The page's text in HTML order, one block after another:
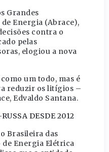
Grandes
Energia (Abrace),
contra o
pelas
elogiou a nova
um todo, mas é
reduzir os litígios –
Edvaldo Santana.
DESDE 2012
Brasileira das
de Energia Elétrica